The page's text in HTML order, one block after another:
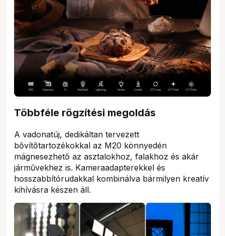
Többféle rögzítési megoldás
A vadonatúj, dedikáltan tervezett
bővítőtartozékokkal az M20 könnyedén
mágnesezhető az asztalokhoz, falakhoz és akár
járművekhez is. Kameraadapterekkel és
hosszabbítórudakkal kombinálva bármilyen kreatív
kihívásra készen áll.